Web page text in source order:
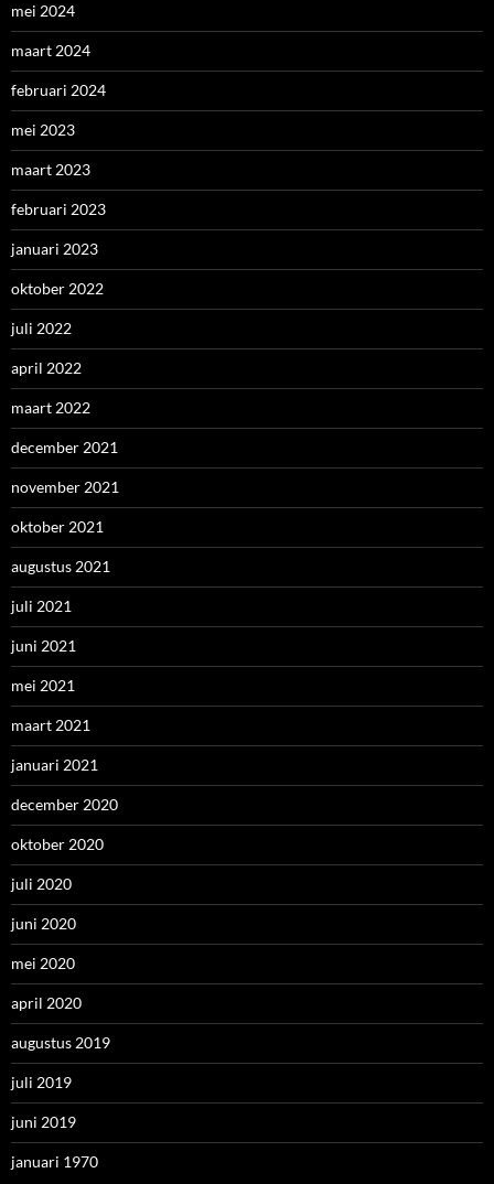
mei 2024
maart 2024
februari 2024
mei 2023
maart 2023
februari 2023
januari 2023
oktober 2022
juli 2022
april 2022
maart 2022
december 2021
november 2021
oktober 2021
augustus 2021
juli 2021
juni 2021
mei 2021
maart 2021
januari 2021
december 2020
oktober 2020
juli 2020
juni 2020
mei 2020
april 2020
augustus 2019
juli 2019
juni 2019
januari 1970